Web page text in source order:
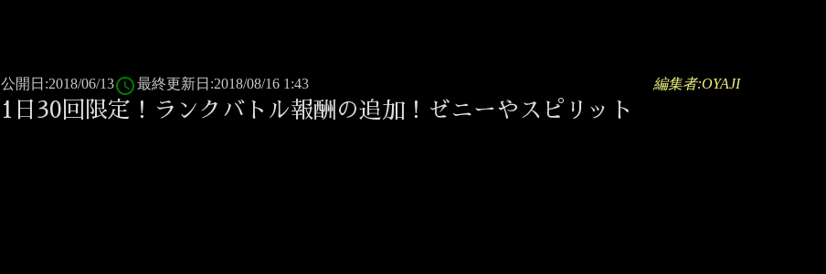
公開日:2018/06/13access_time 最終更新日:2018/08/16 1:43
1日30回限定！ランクバトル報酬の追加！ゼニーやスピリット
編集者:OYAJI